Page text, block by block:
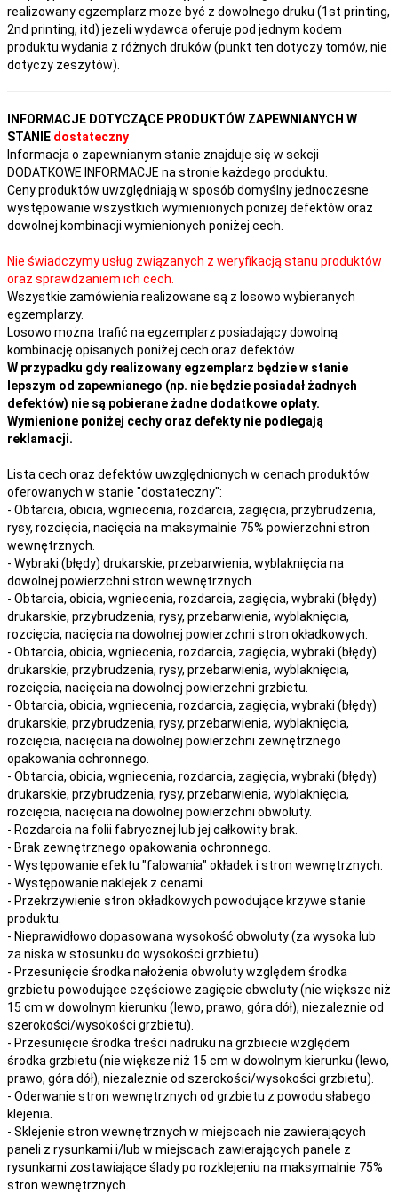
realizowany egzemplarz może być z dowolnego druku (1st printing,
2nd printing, itd) jeżeli wydawca oferuje pod jednym kodem
produktu wydania z różnych druków (punkt ten dotyczy tomów, nie
dotyczy zeszytów).
INFORMACJE DOTYCZĄCE PRODUKTÓW ZAPEWNIANYCH W
STANIE dostateczny
Informacja o zapewnianym stanie znajduje się w sekcji
DODATKOWE INFORMACJE na stronie każdego produktu.
Ceny produktów uwzględniają w sposób domyślny jednoczesne
występowanie wszystkich wymienionych poniżej defektów oraz
dowolnej kombinacji wymienionych poniżej cech.
Nie świadczymy usług związanych z weryfikacją stanu produktów
oraz sprawdzaniem ich cech.
Wszystkie zamówienia realizowane są z losowo wybieranych
egzemplarzy.
Losowo można trafić na egzemplarz posiadający dowolną
kombinację opisanych poniżej cech oraz defektów.
W przypadku gdy realizowany egzemplarz będzie w stanie
lepszym od zapewnianego (np. nie będzie posiadał żadnych
defektów) nie są pobierane żadne dodatkowe opłaty.
Wymienione poniżej cechy oraz defekty nie podlegają
reklamacji.
Lista cech oraz defektów uwzględnionych w cenach produktów
oferowanych w stanie "dostateczny":
- Obtarcia, obicia, wgniecenia, rozdarcia, zagięcia, przybrudzenia,
rysy, rozcięcia, nacięcia na maksymalnie 75% powierzchni stron
wewnętrznych.
- Wybraki (błędy) drukarskie, przebarwienia, wyblaknięcia na
dowolnej powierzchni stron wewnętrznych.
- Obtarcia, obicia, wgniecenia, rozdarcia, zagięcia, wybraki (błędy)
drukarskie, przybrudzenia, rysy, przebarwienia, wyblaknięcia,
rozcięcia, nacięcia na dowolnej powierzchni stron okładkowych.
- Obtarcia, obicia, wgniecenia, rozdarcia, zagięcia, wybraki (błędy)
drukarskie, przybrudzenia, rysy, przebarwienia, wyblaknięcia,
rozcięcia, nacięcia na dowolnej powierzchni grzbietu.
- Obtarcia, obicia, wgniecenia, rozdarcia, zagięcia, wybraki (błędy)
drukarskie, przybrudzenia, rysy, przebarwienia, wyblaknięcia,
rozcięcia, nacięcia na dowolnej powierzchni zewnętrznego
opakowania ochronnego.
- Obtarcia, obicia, wgniecenia, rozdarcia, zagięcia, wybraki (błędy)
drukarskie, przybrudzenia, rysy, przebarwienia, wyblaknięcia,
rozcięcia, nacięcia na dowolnej powierzchni obwoluty.
- Rozdarcia na folii fabrycznej lub jej całkowity brak.
- Brak zewnętrznego opakowania ochronnego.
- Występowanie efektu "falowania" okładek i stron wewnętrznych.
- Występowanie naklejek z cenami.
- Przekrzywienie stron okładkowych powodujące krzywe stanie
produktu.
- Nieprawidłowo dopasowana wysokość obwoluty (za wysoka lub
za niska w stosunku do wysokości grzbietu).
- Przesunięcie środka nałożenia obwoluty względem środka
grzbietu powodujące częściowe zagięcie obwoluty (nie większe niż
15 cm w dowolnym kierunku (lewo, prawo, góra dół), niezależnie od
szerokości/wysokości grzbietu).
- Przesunięcie środka treści nadruku na grzbiecie względem
środka grzbietu (nie większe niż 15 cm w dowolnym kierunku (lewo,
prawo, góra dół), niezależnie od szerokości/wysokości grzbietu).
- Oderwanie stron wewnętrznych od grzbietu z powodu słabego
klejenia.
- Sklejenie stron wewnętrznych w miejscach nie zawierających
paneli z rysunkami i/lub w miejscach zawierających panele z
rysunkami zostawiające ślady po rozklejeniu na maksymalnie 75%
stron wewnętrznych.